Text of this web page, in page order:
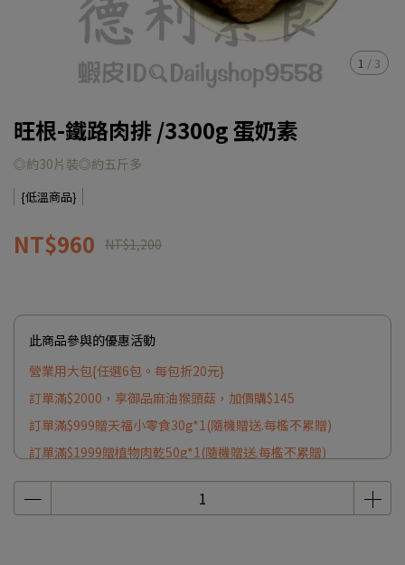
1 / 3
旺根-鐵路肉排 /3300g 蛋奶素
◎約30片裝◎約五斤多
{低溫商品}
NT$960 NT$1,200
此商品參與的優惠活動
營業用大包{任選6包。每包折20元}
訂單滿$2000，享御品麻油猴頭菇，加價購$145
訂單滿$999贈天福小零食30g*1(隨機贈送.每檻不累贈)
訂單滿$1999贈植物肉乾50g*1(隨機贈送.每檻不累贈)